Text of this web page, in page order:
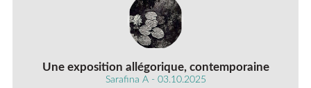
Une exposition allégorique, contemporaine
Sarafina A - 03.10.2025